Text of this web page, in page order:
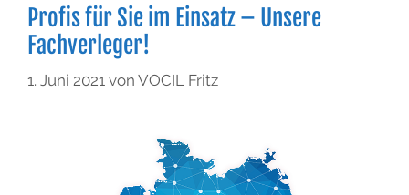
Profis für Sie im Einsatz – Unsere
Fachverleger!
1. Juni 2021 von VOCIL Fritz